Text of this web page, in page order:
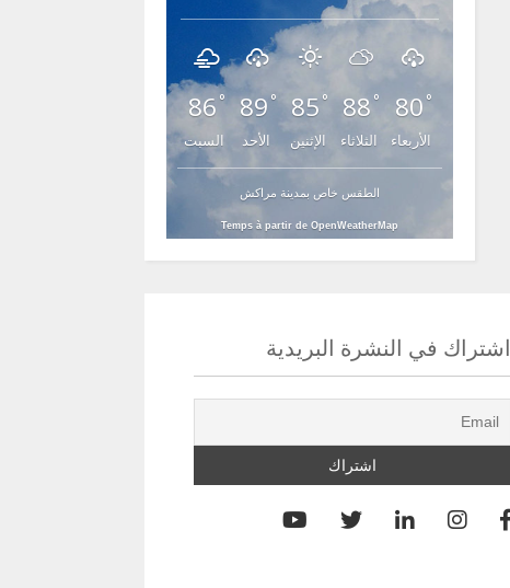
86 °
السبت
89 °
الأحد
85 °
الإثنين
88 °
الثلاثاء
80 °
الأربعاء
الطقس خاص بمدينة مراكش
Temps à partir de OpenWeatherMap
اشتراك في النشرة البريدية